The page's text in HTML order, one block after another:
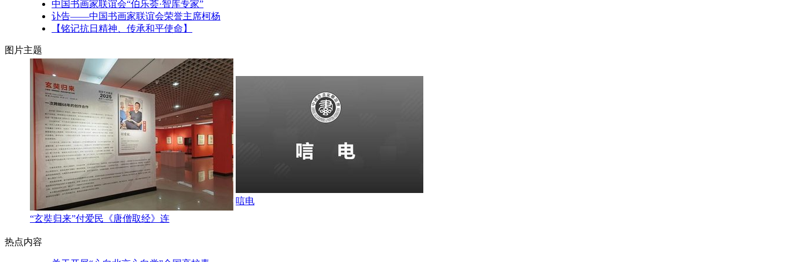
中国书画家联谊会“伯乐荟·智库专家”
讣告——中国书画家联谊会荣誉主席柯杨
【铭记抗日精神、传承和平使命】
图片主题
“玄奘归来”付爱民《唐僧取经》连
唁电
热点内容